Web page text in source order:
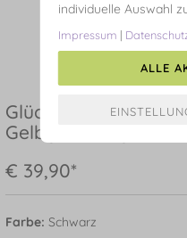
Glücksarmbändchen
Gelbgold vergoldet,
€ 39,90*
Farbe: Schwarz
individuelle Auswahl
Impressum |
ALLE